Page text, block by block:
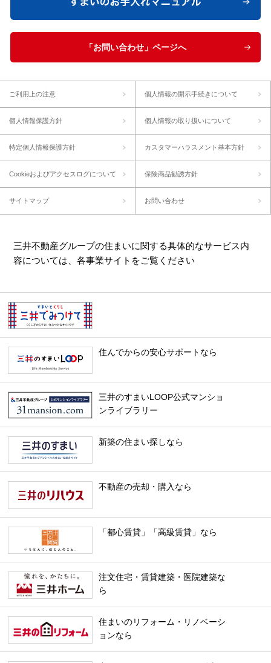
「お問い合わせ」ページへ
ご利用上の注意 個人情報の開示手続きについて
個人情報保護方針 個人情報の取り扱いについて
特定個人情報保護方針 カスタマーハラスメント基本方針
Cookieおよびアクセスログについて 保険商品勧誘方針
サイトマップ お問い合わせ
三井不動産グループの住まいに関する具体的なサービス内
容については、各事業サイトをご覧ください
住んでからの安心サポートなら
三井のすまいLOOP公式マンショ
ンライブラリー
新築の住まい探しなら
不動産の売却・購入なら
「都心賃貸」「高級賃貸」なら
注文住宅・賃貸建築・医院建築な
ら
住まいのリフォーム・リノベーシ
ョンなら